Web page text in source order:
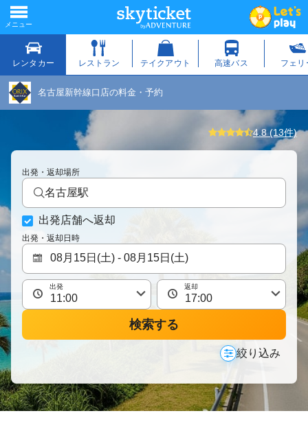
名古屋新幹線口店の料金・予約
4.8 (13件)
出発・返却場所
名古屋駅
出発店舗へ返却
出発・返却日時
出発 返却
検索する
絞り込み